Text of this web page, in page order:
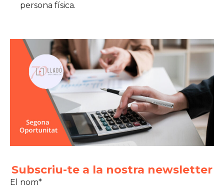
persona física.
Subscriu-te a la nostra newsletter
El nom*